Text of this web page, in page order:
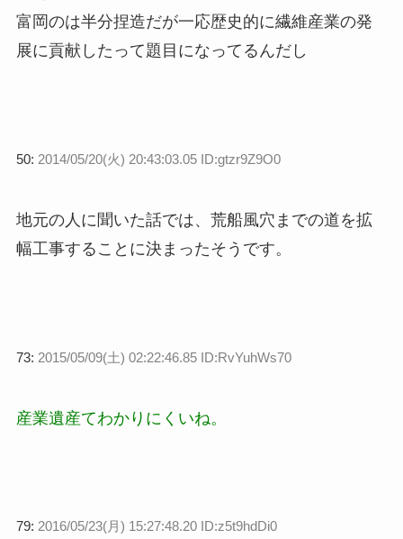
富岡のは半分捏造だが一応歴史的に繊維産業の発
展に貢献したって題目になってるんだし
50: 2014/05/20(火) 20:43:03.05 ID:gtzr9Z9O0
地元の人に聞いた話では、荒船風穴までの道を拡
幅工事することに決まったそうです。
73: 2015/05/09(土) 02:22:46.85 ID:RvYuhWs70
産業遺産てわかりにくいね。
79: 2016/05/23(月) 15:27:48.20 ID:z5t9hdDi0